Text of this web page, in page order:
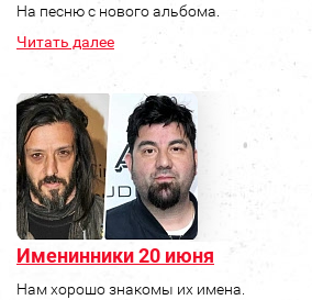
На песню с нового альбома.
Читать далее
Именинники 20 июня
Нам хорошо знакомы их имена.